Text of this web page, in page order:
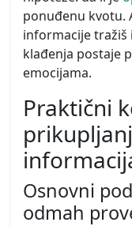
ponuđenu kvotu.
informacije tražiš
klađenja postaje
emocijama.
Praktični
Osnovni
odmah